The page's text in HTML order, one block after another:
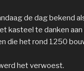
de dag bekend
kasteel te danken
die het rond 1250
het verwoest.